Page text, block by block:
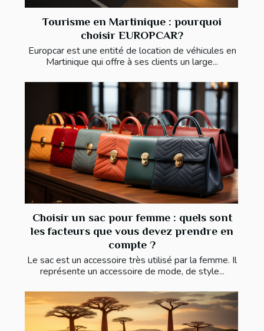
Tourisme en Martinique : pourquoi
choisir EUROPCAR?
Europcar est une entité de location de véhicules en
Martinique qui offre à ses clients un large...
Choisir un sac pour femme : quels sont
les facteurs que vous devez prendre en
compte ?
Le sac est un accessoire très utilisé par la femme. Il
représente un accessoire de mode, de style...